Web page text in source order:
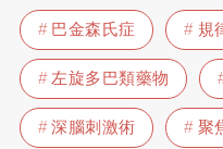
巴金森氏症
規
左旋多巴類藥物
深腦刺激術
聚